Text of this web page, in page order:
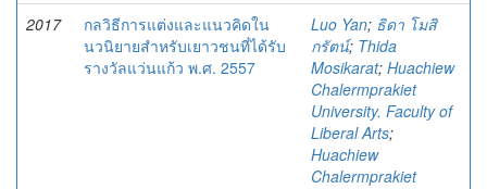
2017
กลวิธีการแต่งและแนวคิดใน
นวนิยายสำหรับเยาวชนที่ได้รับ
รางวัลแว่นแก้ว พ.ศ. 2557
Luo Yan; ธิดา โมสิ
กรัตน์; Thida
Mosikarat; Huachiew
Chalermprakiet
University. Faculty of
Liberal Arts;
Huachiew
Chalermprakiet